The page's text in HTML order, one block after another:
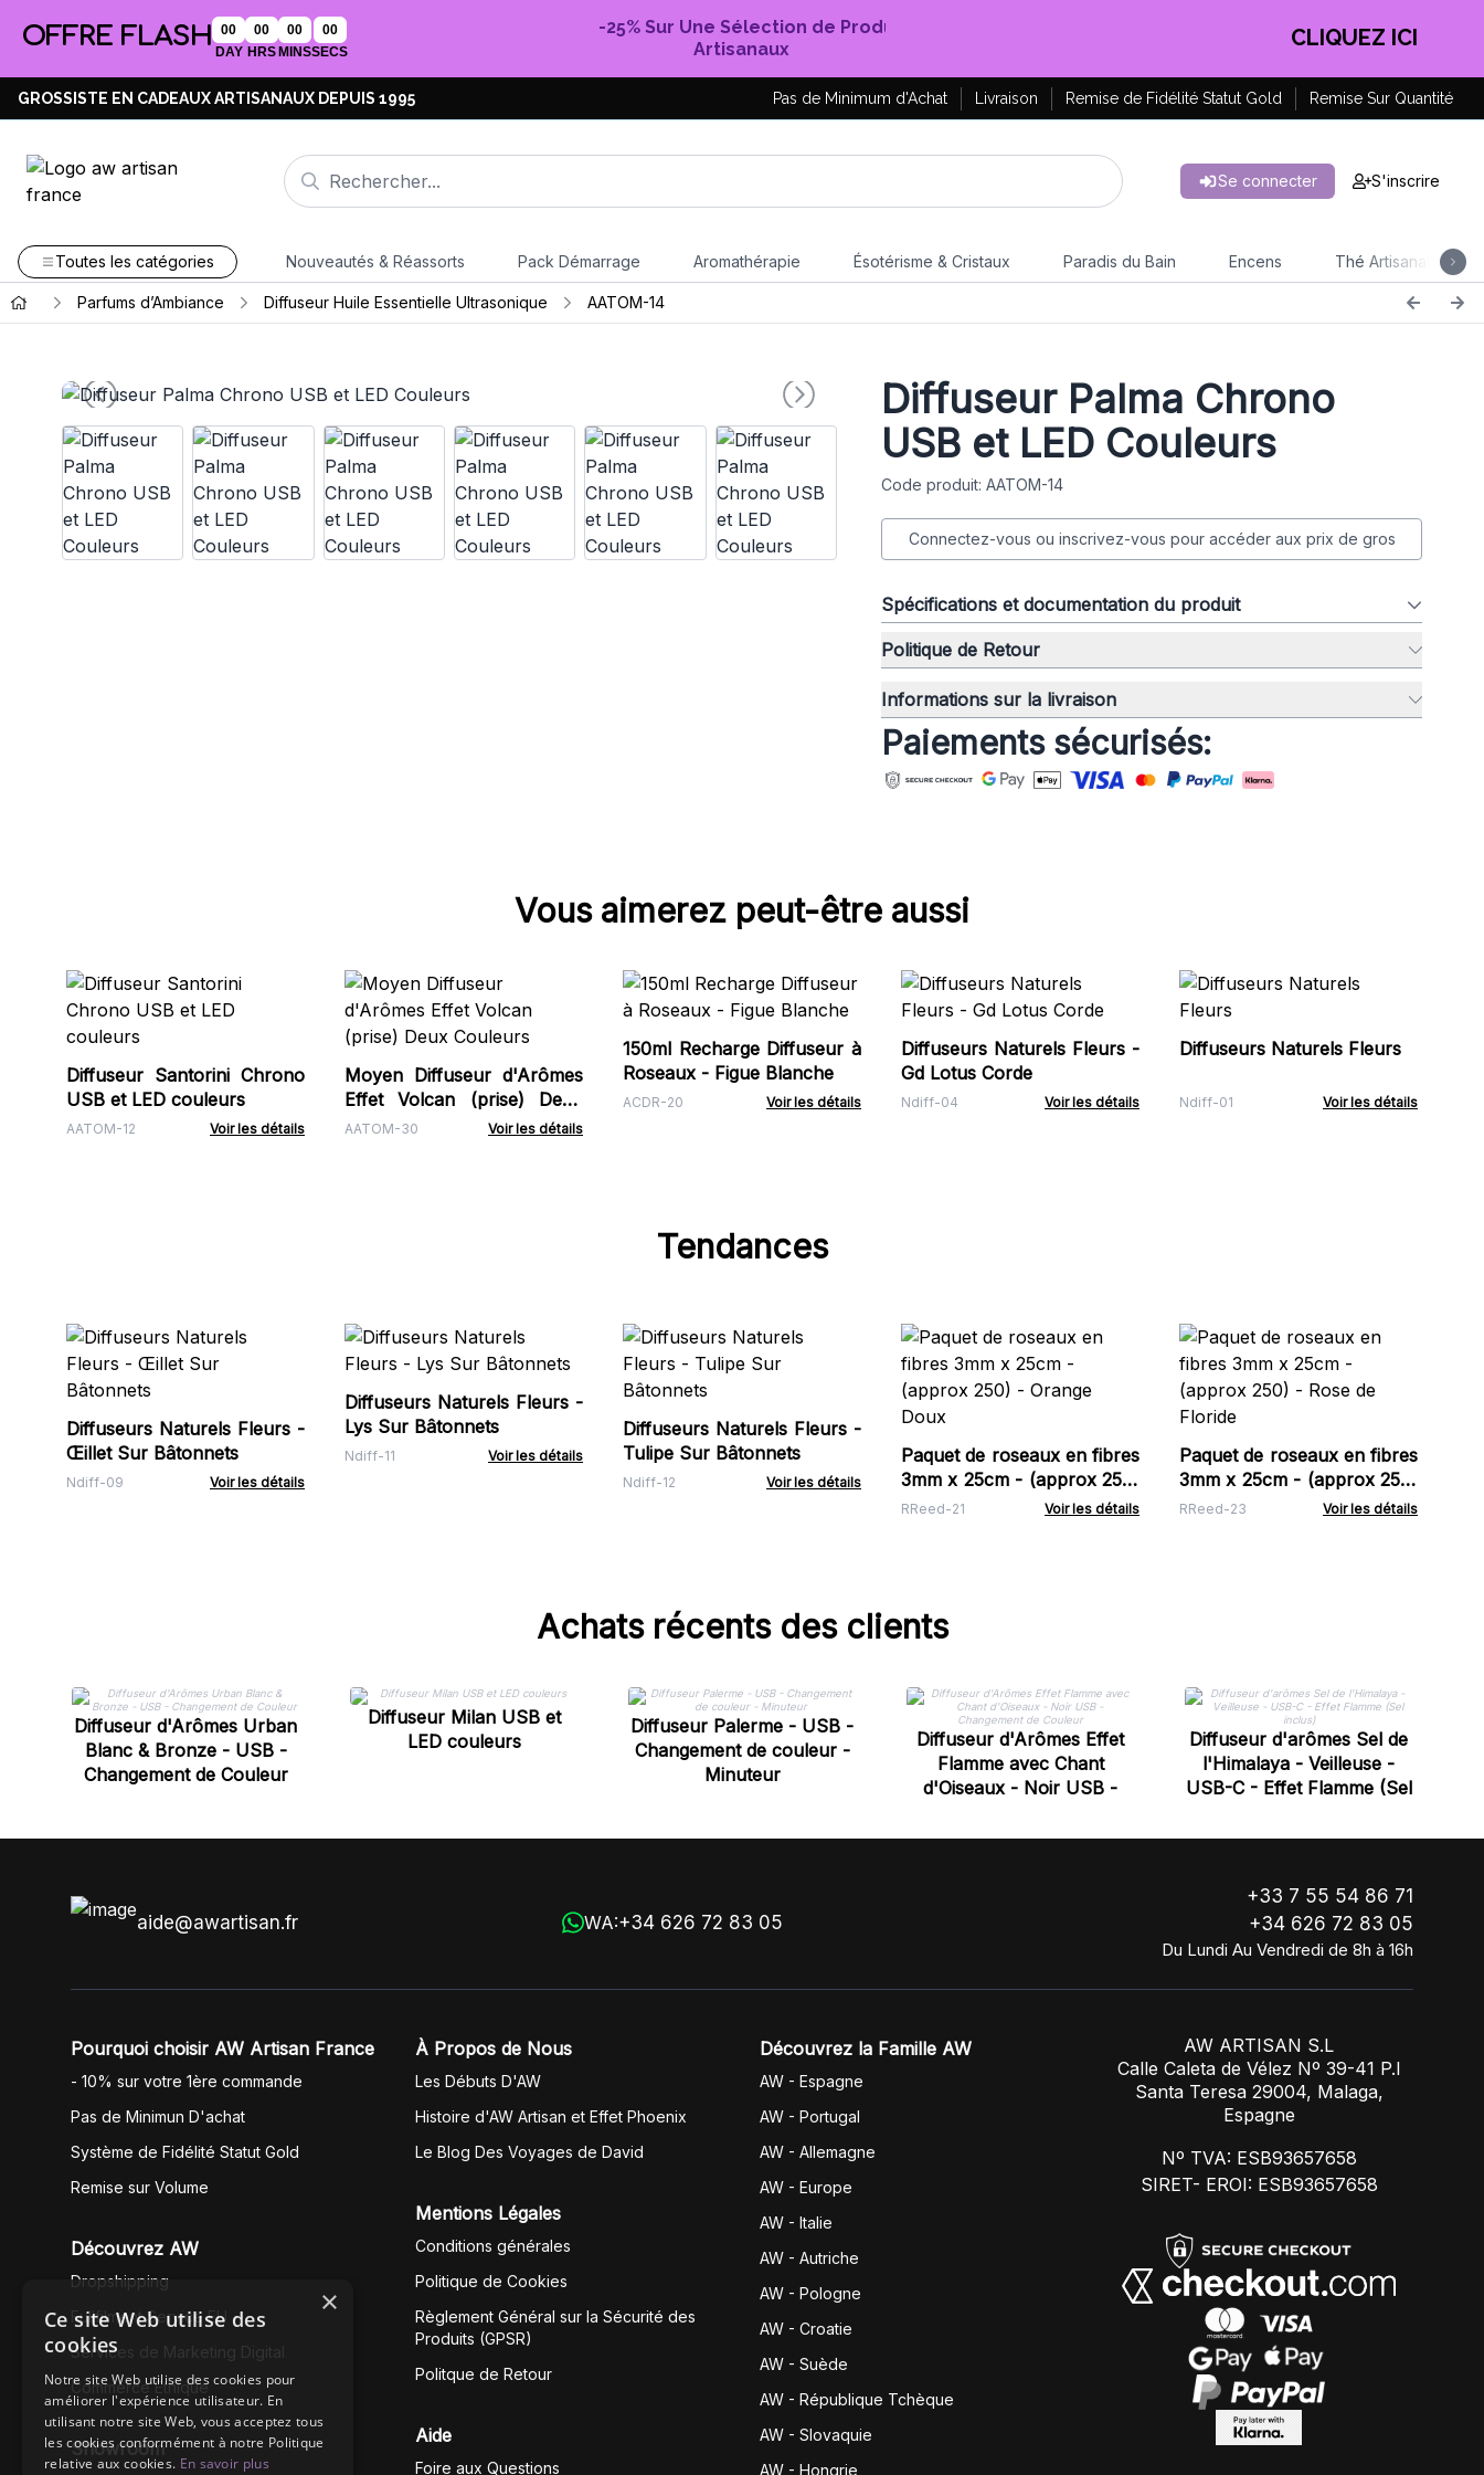
OFFRE FLASH
00
DAY
00
HRS
00
MINS
00
SECS
-25% Sur Une Sélection de Produits
Artisanaux
CLIQUEZ ICI
GROSSISTE EN CADEAUX ARTISANAUX DEPUIS 1995 Pas de Minimum d'Achat Livraison Remise de Fidélité Statut Gold Remise Sur Quantité
Se connecter S'inscrire
Toutes les catégories Nouveautés & Réassorts Pack Démarrage Aromathérapie Ésotérisme & Cristaux Paradis du Bain Encens Thé Artisanal
Parfums d’Ambiance Diffuseur Huile Essentielle Ultrasonique AATOM-14
Diffuseur Palma Chrono
USB et LED Couleurs
Code produit: AATOM-14
Connectez-vous ou inscrivez-vous pour accéder aux prix de gros
Spécifications et documentation du produit
Politique de Retour
Informations sur la livraison
Paiements sécurisés:
Vous aimerez peut-être aussi
Diffuseur Santorini Chrono
USB et LED couleurs
AATOM-12 Voir les détails
Moyen Diffuseur d'Arômes
Effet Volcan (prise) Deux
Couleurs
AATOM-30 Voir les détails
150ml Recharge Diffuseur à
Roseaux - Figue Blanche
ACDR-20 Voir les détails
Diffuseurs Naturels Fleurs -
Gd Lotus Corde
Ndiff-04 Voir les détails
Diffuseurs Naturels Fleurs
Ndiff-01 Voir les détails
Tendances
Diffuseurs Naturels Fleurs -
Œillet Sur Bâtonnets
Ndiff-09 Voir les détails
Diffuseurs Naturels Fleurs -
Lys Sur Bâtonnets
Ndiff-11 Voir les détails
Diffuseurs Naturels Fleurs -
Tulipe Sur Bâtonnets
Ndiff-12 Voir les détails
Paquet de roseaux en fibres
3mm x 25cm - (approx 250)
- Orange Doux
RReed-21 Voir les détails
Paquet de roseaux en fibres
3mm x 25cm - (approx 250)
- Rose de Floride
RReed-23 Voir les détails
Achats récents des clients
Diffuseur d'Arômes Urban
Blanc & Bronze - USB -
Changement de Couleur
Diffuseur Milan USB et
LED couleurs
Diffuseur Palerme - USB -
Changement de couleur -
Minuteur
Diffuseur d'Arômes Effet
Flamme avec Chant
d'Oiseaux - Noir USB -
Diffuseur d'arômes Sel de
l'Himalaya - Veilleuse -
USB-C - Effet Flamme (Sel
aide@awartisan.fr WA:+34 626 72 83 05
+33 7 55 54 86 71
+34 626 72 83 05
Du Lundi Au Vendredi de 8h à 16h
Pourquoi choisir AW Artisan France
- 10% sur votre 1ère commande
Pas de Minimun D'achat
Système de Fidélité Statut Gold
Remise sur Volume
Découvrez AW
Dropshipping
Fullfilment Service EU
Services de Marketing Digital
Commerce Éthique
Showroom
À Propos de Nous
Les Débuts D'AW
Histoire d'AW Artisan et Effet Phoenix
Le Blog Des Voyages de David
Mentions Légales
Conditions générales
Politique de Cookies
Règlement Général sur la Sécurité des
Produits (GPSR)
Politque de Retour
Aide
Foire aux Questions
Découvrez la Famille AW
AW - Espagne
AW - Portugal
AW - Allemagne
AW - Europe
AW - Italie
AW - Autriche
AW - Pologne
AW - Croatie
AW - Suède
AW - République Tchèque
AW - Slovaquie
AW - Hongrie
AW ARTISAN S.L
Calle Caleta de Vélez Nº 39-41 P.I
Santa Teresa 29004, Malaga,
Espagne
Nº TVA: ESB93657658
SIRET- EROI: ESB93657658
×
Ce site Web utilise des
cookies
Notre site Web utilise des cookies pour
améliorer l'expérience utilisateur. En
utilisant notre site Web, vous acceptez tous
les cookies conformément à notre Politique
relative aux cookies. En savoir plus